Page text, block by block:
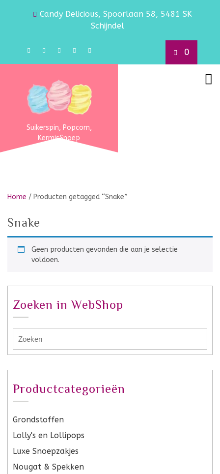
Candy Delicious, Spoorlaan 58, 5481 SK
Schijndel
0
Suikerspin, Popcorn,
KermisSnoep
Home / Producten getagged “Snake”
Snake
Geen producten gevonden die aan je selectie
voldoen.
Zoeken in WebShop
Productcategorieën
Grondstoffen
Lolly's en Lollipops
Luxe Snoepzakjes
Nougat & Spekken